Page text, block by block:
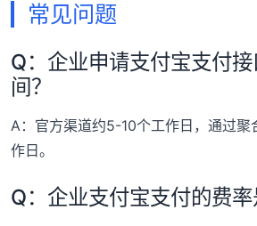
常见问题
Q：企业申请支付宝支付
间？
A：官方渠道约5-10个工作日，通过聚
作日。
Q：企业支付宝支付的费率